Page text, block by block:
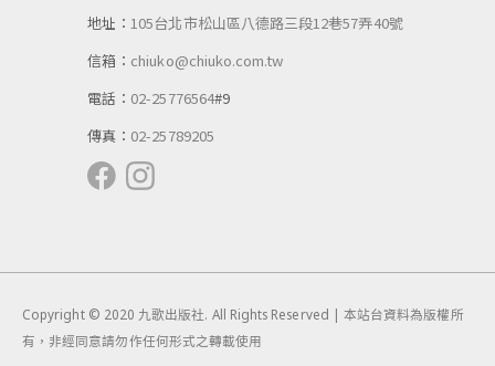
地址：105台北市松山區八德路三段12巷57弄40號
信箱： chiuko@chiuko.com.tw
電話： 02-25776564#9
傳真： 02-25789205
Copyright © 2020 九歌出版社. All Rights Reserved | 本站台資料為版權所
有，非經同意請勿作任何形式之轉載使用